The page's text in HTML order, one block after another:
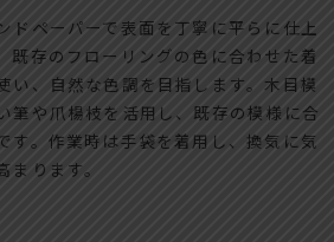
ドペーパーで表面を丁寧に平らに仕上
既存のフローリングの色に合わせた着
い、自然な色調を目指します。木目模
筆や爪楊枝を活用し、既存の模様に合
す。作業時は手袋を着用し、換気に気
ります。